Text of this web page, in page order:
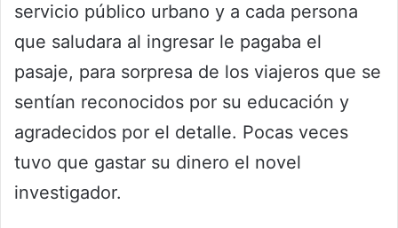
servicio público urbano y a cada persona
que saludara al ingresar le pagaba el
pasaje, para sorpresa de los viajeros que se
sentían reconocidos por su educación y
agradecidos por el detalle. Pocas veces
tuvo que gastar su dinero el novel
investigador.